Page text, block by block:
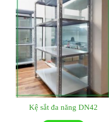
Kệ sắt đa năng DN42